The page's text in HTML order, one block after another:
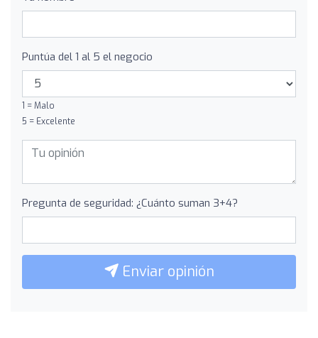
Puntúa del 1 al 5 el negocio
1 = Malo
5 = Excelente
Pregunta de seguridad: ¿Cuánto suman 3+4?
Enviar opinión